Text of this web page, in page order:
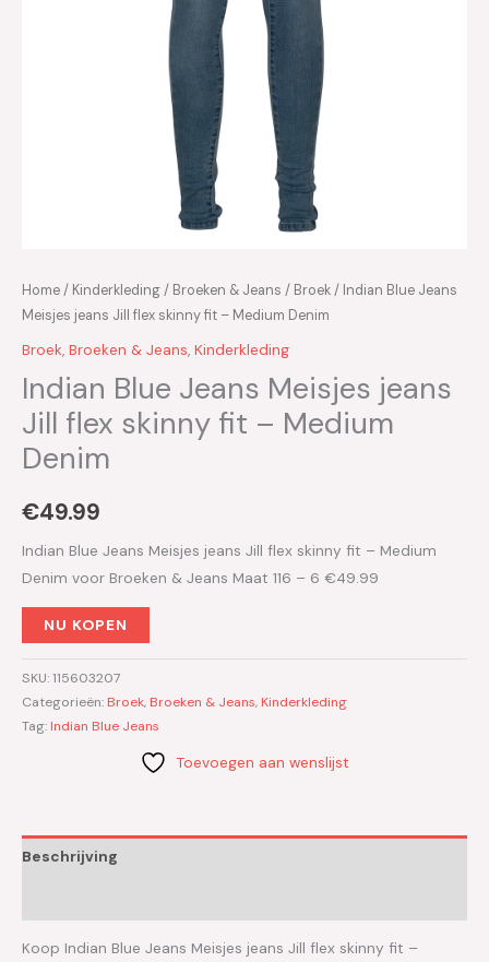
Home/ Kinderkleding/ Broeken & Jeans / Broek/ Indian Blue Jeans
Meisjes jeans Jill flex skinny fit – Medium Denim
Broek, Broeken & Jeans, Kinderkleding
Indian Blue Jeans Meisjes jeans
Jill flex skinny fit – Medium
Denim
€49.99
Indian Blue Jeans Meisjes jeans Jill flex skinny fit – Medium
Denim voor Broeken & Jeans Maat 116 – 6 €49.99
NU KOPEN
SKU:115603207
Categorieën: Broek, Broeken & Jeans, Kinderkleding
Tag: Indian Blue Jeans
Toevoegen aan wenslijst
Beschrijving
Koop Indian Blue Jeans Meisjes jeans Jill flex skinny fit –